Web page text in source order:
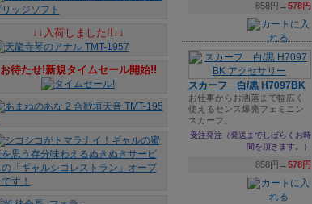
858円→578円
スカーフ 白/黒 H7097BK
お仕事からお洒落まで幅広く
使えるセンス爆発フェミニン
スカーフ。
受注発注（発送までしばらくお時
間を頂きます。）
858円→578円
↓↓入荷しました!!↓↓
お待たせ!新規タイムセール開始!!